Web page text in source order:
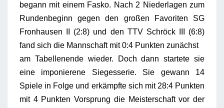
begann mit einem Fasko. Nach 2 Niederlagen zum
Rundenbeginn gegen den großen Favoriten SG
Fronhausen II (2:8) und den TTV Schröck III (6:8)
fand sich die Mannschaft mit 0:4 Punkten zunächst
am Tabellenende wieder. Doch dann startete sie
eine imponierene Siegesserie. Sie gewann 14
Spiele in Folge und erkämpfte sich mit 28:4 Punkten
mit 4 Punkten Vorsprung die Meisterschaft vor der